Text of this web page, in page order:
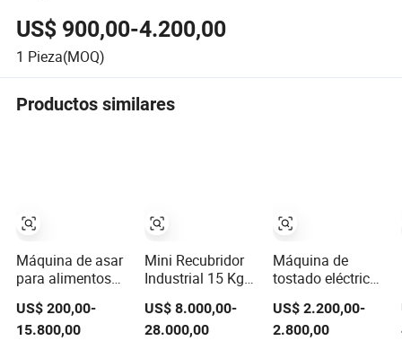
US$ 900,00-4.200,00
1 Pieza(MOQ)
Productos similares
Máquina de asar
para alimentos
de fábrica,
máquina para
hacer pizza,
US$ 200,00-
15.800,00
Mini Recubridor
Industrial 15 Kg
Compacto
Máquina para
Hacer y Derretir
US$ 8.000,00-
28.000,00
Máquina de
tostado eléctrica
de gas 100kg/H
industrial
personalizada
US$ 2.200,00-
2.800,00